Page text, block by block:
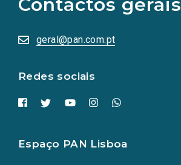
Contactos gerais
geral@pan.com.pt
Redes sociais
redes
sociais
numa
nova
Espaço PAN Lisboa